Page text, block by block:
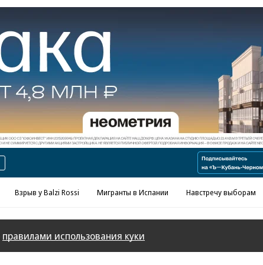
Реклама в «Ъ» www.kommersant.ru/ad
Взрыв у Balzi Rossi Мигранты в Испании Навстречу выборам
правилами использования куки